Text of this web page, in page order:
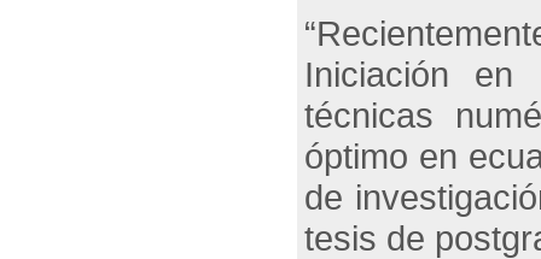
Iniciación en
técnicas
óptimo en
de
tesis de